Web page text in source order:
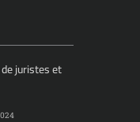
juristes et